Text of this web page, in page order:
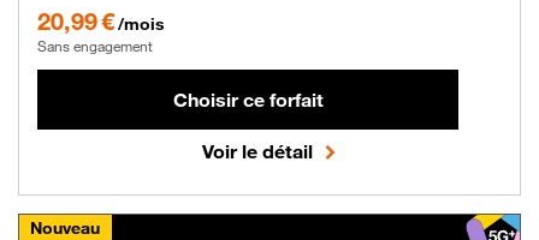
20,99 €/mois
Sans engagement
Choisir ce forfait
Voir le détail
Nouveau